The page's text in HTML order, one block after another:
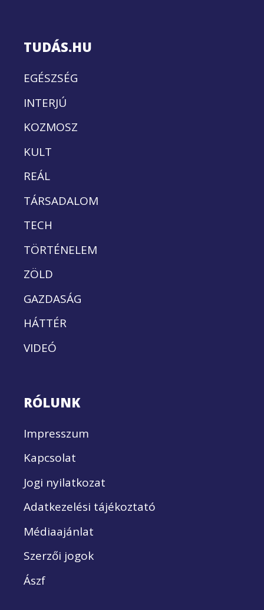
TUDÁS.HU
EGÉSZSÉG
INTERJÚ
KOZMOSZ
KULT
REÁL
TÁRSADALOM
TECH
TÖRTÉNELEM
ZÖLD
GAZDASÁG
HÁTTÉR
VIDEÓ
RÓLUNK
Impresszum
Kapcsolat
Jogi nyilatkozat
Adatkezelési tájékoztató
Médiaajánlat
Szerzői jogok
Ászf